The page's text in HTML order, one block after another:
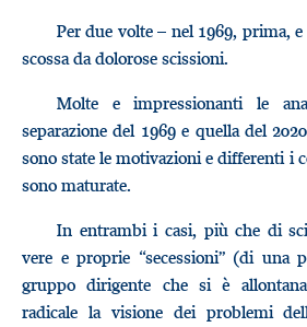
Per due volte – nel 1969, prima,
scossa da dolorose scissioni.
Molte e impressionanti le
separazione del 1969 e quella del
sono state le motivazioni e differenti i
sono maturate.
In entrambi i casi, più che di
vere e proprie “secessioni” (di una
gruppo dirigente che si è
radicale la visione dei problemi